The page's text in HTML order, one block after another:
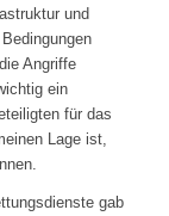
und
Angriffe
ein
für das
Lage ist,
gab